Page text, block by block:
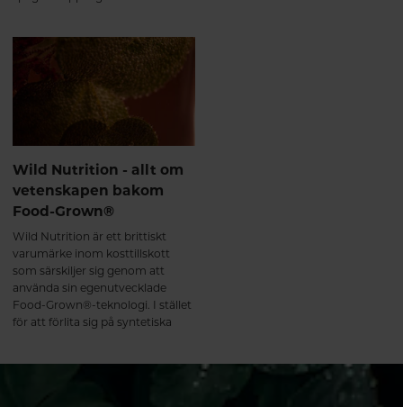
medicinväxt-traditioner.
Wild Nutrition - allt om
vetenskapen bakom
Food-Grown®
Wild Nutrition är ett brittiskt
varumärke inom kosttillskott
som särskiljer sig genom att
använda sin egenutvecklade
Food-Grown®-teknologi. I stället
för att förlita sig på syntetiska